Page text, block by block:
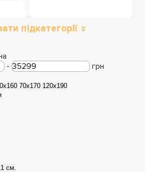
Односпальні
підкатегорії
-
грн
70х170 120x190
см.